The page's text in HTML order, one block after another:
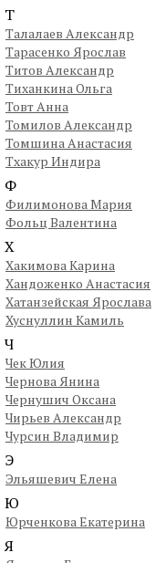
Т
Талалаев Александр
Тарасенко Ярослав
Титов Александр
Тиханкина Ольга
Товт Анна
Томилов Александр
Томшина Анастасия
Тхакур Индира
Ф
Филимонова Мария
Фольц Валентина
Х
Хакимова Карина
Хандоженко Анастасия
Хатанзейская Ярослава
Хуснуллин Камиль
Ч
Чек Юлия
Чернова Янина
Чернушич Оксана
Чирьев Александр
Чурсин Владимир
Э
Эльяшевич Елена
Ю
Юрченкова Екатерина
Я